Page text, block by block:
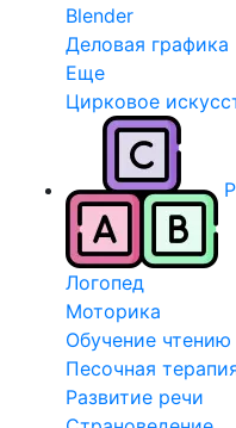
Blender
Деловая графика
Еще
Цирковое
Логопед
Моторика
Обучение чтению
Песочная
Развитие речи